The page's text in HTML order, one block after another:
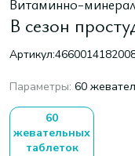
Витаминно-
В сезон
Артикул:
Параметры: 60
60
жевательных
таблеток